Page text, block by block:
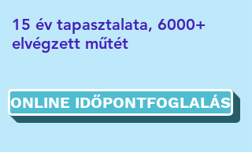
ONLINE IDŐPONTFOGLALÁS
15 év tapasztalata, 6000+
elvégzett műtét